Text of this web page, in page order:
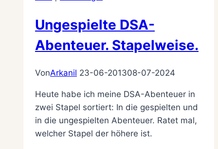
Ungespielte DSA-
Abenteuer. Stapelweise.
VonArkanil 23-06-201308-07-2024
Heute habe ich meine DSA-Abenteuer in
zwei Stapel sortiert: In die gespielten und
in die ungespielten Abenteuer. Ratet mal,
welcher Stapel der höhere ist.